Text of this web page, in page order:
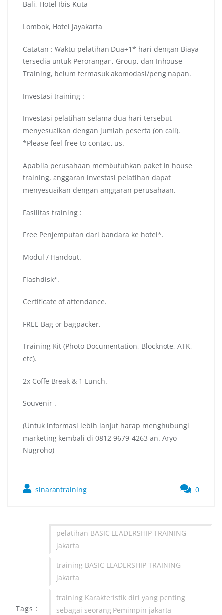
Bali, Hotel Ibis Kuta
Lombok, Hotel Jayakarta
Catatan : Waktu pelatihan Dua+1* hari dengan Biaya
tersedia untuk Perorangan, Group, dan Inhouse
Training, belum termasuk akomodasi/penginapan.
Investasi training :
Investasi pelatihan selama dua hari tersebut
menyesuaikan dengan jumlah peserta (on call).
*Please feel free to contact us.
Apabila perusahaan membutuhkan paket in house
training, anggaran investasi pelatihan dapat
menyesuaikan dengan anggaran perusahaan.
Fasilitas training :
Free Penjemputan dari bandara ke hotel*.
Modul / Handout.
Flashdisk*.
Certificate of attendance.
FREE Bag or bagpacker.
Training Kit (Photo Documentation, Blocknote, ATK,
etc).
2x Coffe Break & 1 Lunch.
Souvenir .
(Untuk informasi lebih lanjut harap menghubungi
marketing kembali di 0812-9679-4263 an. Aryo
Nugroho)
sinarantraining 0
Tags :
pelatihan BASIC LEADERSHIP TRAINING
jakarta
training BASIC LEADERSHIP TRAINING
jakarta
training Karakteristik diri yang penting
sebagai seorang Pemimpin jakarta